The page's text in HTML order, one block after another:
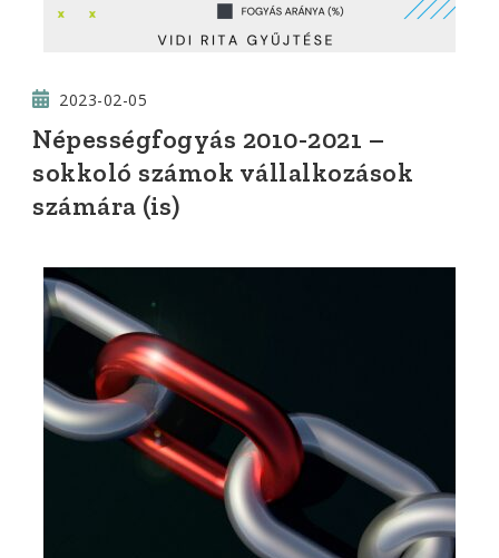
2023-02-05
Népességfogyás 2010-2021 –
sokkoló számok vállalkozások
számára (is)